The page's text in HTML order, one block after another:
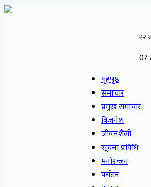
07
गृहपृष्ठ
समाचार
प्रमुख समाचार
विजनेश
जीवनशैली
सूचना प्रविधि
मनोरन्जन
पर्यटन